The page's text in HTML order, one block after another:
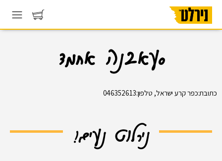
סעאבנה אחמד
כתובת:כפר קרע ישראל, טלפון:046352613
נירלוט נעים!